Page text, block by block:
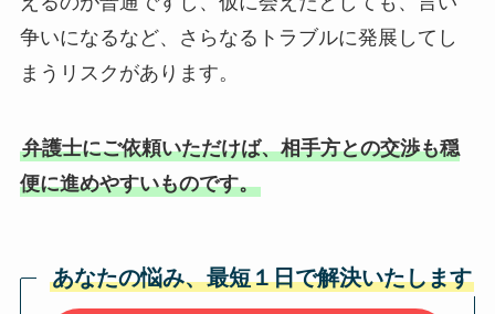
争いになるなど、さらなるトラブルに発展してし
まうリスクがあります。
弁護士にご依頼いただけば、相手方との交渉も穏
便に進めやすいものです。
あなたの悩み、最短１日で解決いたします